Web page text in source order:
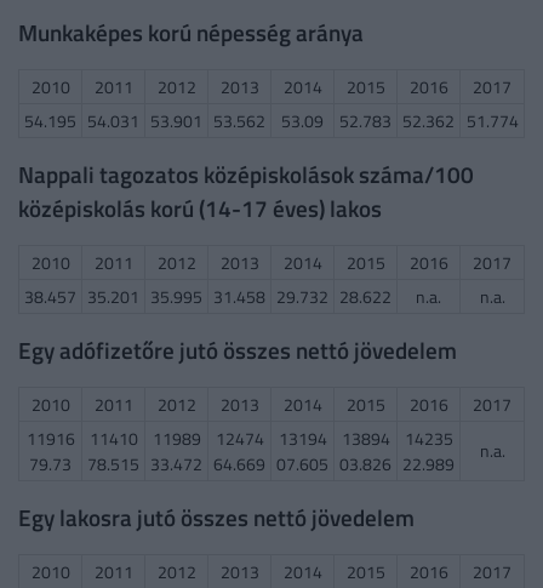
Munkaképes korú népesség aránya
2010 2011 2012 2013 2014 2015 2016
2017
54.195 54.031 53.901 53.562 53.09 52.783 52.362 51.774
Nappali tagozatos középiskolások száma/100
középiskolás korú (14-17 éves) lakos
2010 2011 2012 2013 2014 2015 2016
2017
38.457 35.201 35.995 31.458 29.732 28.622 n.a. n.a.
Egy adófizetőre jutó összes nettó jövedelem
2010 2011 2012 2013 2014 2015 2016
2017
11916
79.73
11410
78.515
11989
33.472
12474
64.669
13194
07.605
13894
03.826
14235
22.989
n.a.
Egy lakosra jutó összes nettó jövedelem
2010 2011 2012 2013 2014 2015 2016
2017